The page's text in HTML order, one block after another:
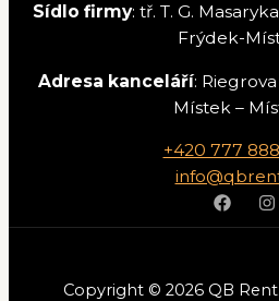
Sídlo firmy: tř. T. G.
Frýdek-
Adresa kanceláří:
Místek –
+420 777
Copyright © 2026 QB